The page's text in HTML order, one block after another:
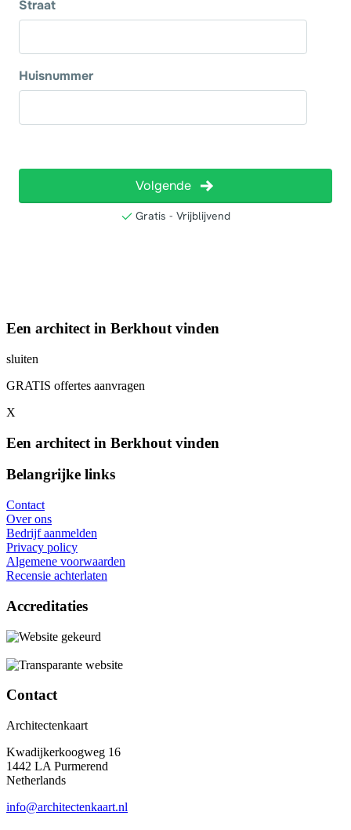
Een architect in Berkhout vinden
sluiten
GRATIS offertes aanvragen
X
Een architect in Berkhout vinden
Belangrijke links
Contact
Over ons
Bedrijf aanmelden
Privacy policy
Algemene voorwaarden
Recensie achterlaten
Accreditaties
Contact
Architectenkaart
Kwadijkerkoogweg 16
1442 LA Purmerend
Netherlands
info@architectenkaart.nl